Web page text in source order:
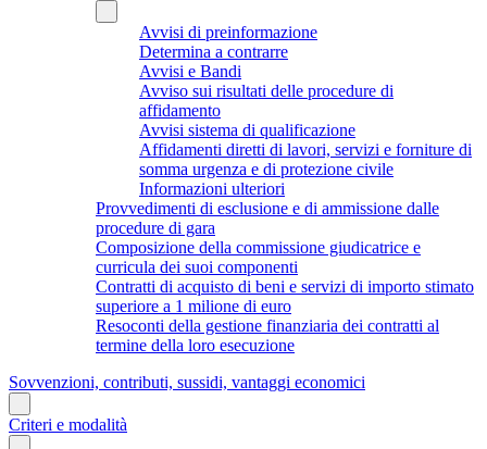
Avvisi di preinformazione
Determina a contrarre
Avvisi e Bandi
Avviso sui risultati delle procedure di
affidamento
Avvisi sistema di qualificazione
Affidamenti diretti di lavori, servizi e forniture di
somma urgenza e di protezione civile
Informazioni ulteriori
Provvedimenti di esclusione e di ammissione dalle
procedure di gara
Composizione della commissione giudicatrice e
curricula dei suoi componenti
Contratti di acquisto di beni e servizi di importo stimato
superiore a 1 milione di euro
Resoconti della gestione finanziaria dei contratti al
termine della loro esecuzione
Sovvenzioni, contributi, sussidi, vantaggi economici
Criteri e modalità